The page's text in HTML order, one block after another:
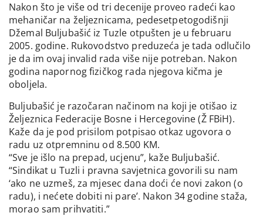
Nakon što je više od tri decenije proveo radeći kao
mehaničar na željeznicama, pedesetpetogodišnji
Džemal Buljubašić iz Tuzle otpušten je u februaru
2005. godine. Rukovodstvo preduzeća je tada odlučilo
je da im ovaj invalid rada više nije potreban. Nakon
godina napornog fizičkog rada njegova kičma je
oboljela.
Buljubašić je razočaran načinom na koji je otišao iz
Željeznica Federacije Bosne i Hercegovine (Ž FBiH).
Kaže da je pod prisilom potpisao otkaz ugovora o
radu uz otpremninu od 8.500 KM.
“Sve je išlo na prepad, ucjenu”, kaže Buljubašić.
“Sindikat u Tuzli i pravna savjetnica govorili su nam
‘ako ne uzmeš, za mjesec dana doći će novi zakon (o
radu), i nećete dobiti ni pare’. Nakon 34 godine staža,
morao sam prihvatiti.”